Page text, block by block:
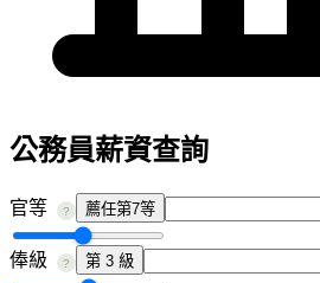
公務員薪資查詢
官等 ? 薦任第7等
俸級 ? 第 3 級